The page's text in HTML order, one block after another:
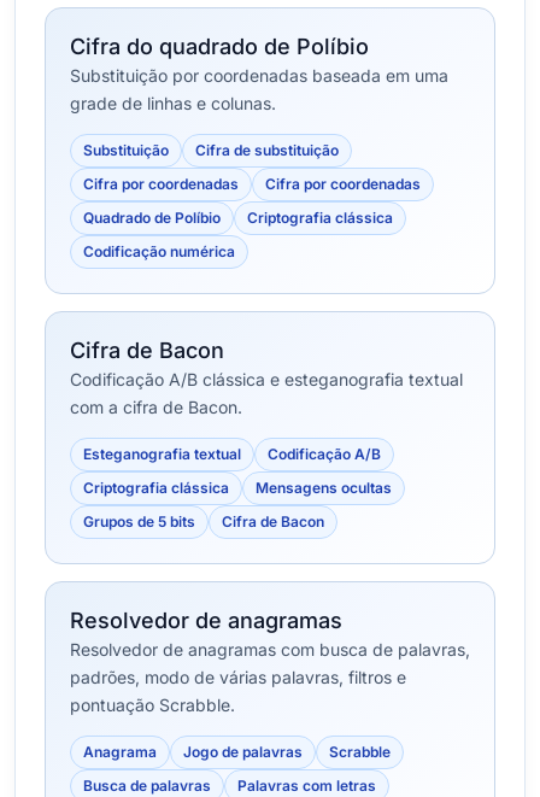
Cifra do quadrado de Políbio
Substituição por coordenadas baseada em uma
grade de linhas e colunas.
Substituição
Cifra de substituição
Cifra por coordenadas
Cifra por coordenadas
Quadrado de Políbio
Criptografia clássica
Codificação numérica
Cifra de Bacon
Codificação A/B clássica e esteganografia textual
com a cifra de Bacon.
Esteganografia textual
Codificação A/B
Criptografia clássica
Mensagens ocultas
Grupos de 5 bits
Cifra de Bacon
Resolvedor de anagramas
Resolvedor de anagramas com busca de palavras,
padrões, modo de várias palavras, filtros e
pontuação Scrabble.
Anagrama Jogo de palavras
Scrabble
Busca de palavras
Palavras com letras